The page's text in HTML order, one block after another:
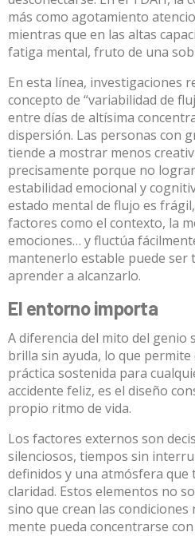
más como agotamiento
mientras que en las altas
fatiga mental, fruto de una
En esta línea, investigaciones
concepto de “variabilidad de
entre días de altísima
dispersión. Las personas con
tiende a mostrar menos
precisamente porque no
estabilidad emocional y
estado mental de flujo es
factores como el contexto, la
emociones… y fluctúa
mantenerlo estable puede ser
aprender a alcanzarlo.
El entorno importa
A diferencia del mito del
brilla sin ayuda, lo que
práctica sostenida para
accidente feliz, es el diseño
propio ritmo de vida.
Los factores externos son
silenciosos, tiempos sin
definidos y una atmósfera
claridad. Estos elementos no
sino que crean las condiciones
mente pueda concentrarse